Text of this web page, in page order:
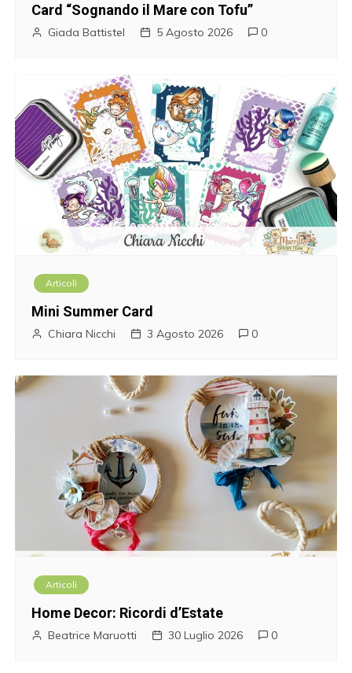
a
r
t
Card “Sognando il Mare con Tofu”
Giada Battistel 5 Agosto 2026 0
Articoli
Mini Summer Card
Chiara Nicchi 3 Agosto 2026 0
Articoli
Home Decor: Ricordi d’Estate
Beatrice Maruotti 30 Luglio 2026 0